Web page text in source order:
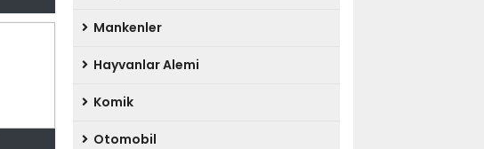
Mankenler
Hayvanlar Alemi
Komik
Otomobil